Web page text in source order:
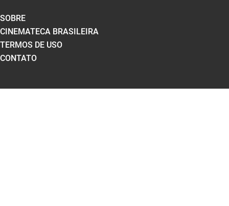
SOBRE
CINEMATECA BRASILEIRA
TERMOS DE USO
CONTATO